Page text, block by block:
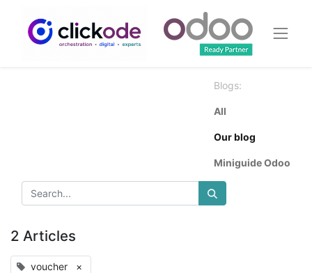
Blogs:
All
Our blog
Miniguide Odoo
2 Articles
voucher ×